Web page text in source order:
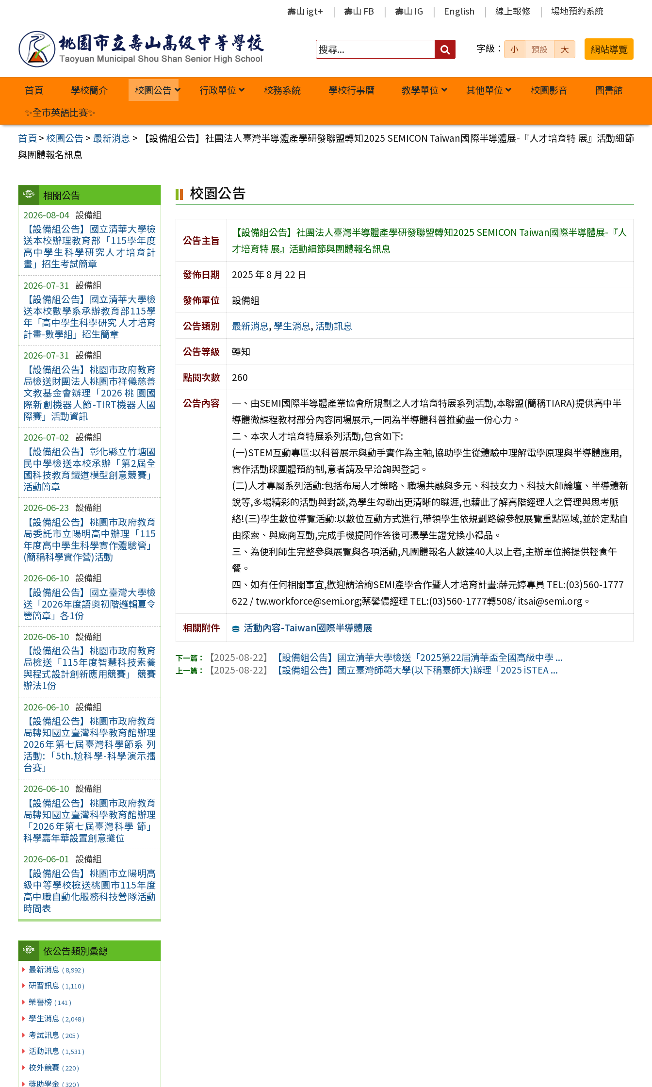
內
壽山 igt+ 壽山 FB 壽山 IG English 線上報修 場地預約系統
搜
字級： 小 預設 大 網站導覽
首頁 學校簡介 校園公告 行政單位 校務系統 學校行事曆 教學單位 其他單位 校園影音
圖書館
✨全市英語比賽✨
首頁 >校園公告 > 最新消息 >
【設備組公告】社團法人臺灣半導體產學研發聯盟轉知2025 SEMICON Taiwan國際半導體展-『人才培育特 展』活動細節
與團體報名訊息
相關公告
2026-08-04 設備組
【設備組公告】國立清華大學檢
送本校辦理教育部「115學年度
高中學生科學研究人才培育計
畫」招生考試簡章
2026-07-31 設備組
【設備組公告】國立清華大學檢
送本校數學系承辦教育部115學
年「高中學生科學研究 人才培育
計畫-數學組」招生簡章
2026-07-31 設備組
【設備組公告】桃園市政府教育
局檢送財團法人桃園市祥儀慈善
文教基金會辦理「2026 桃 園國
際新創機器人節-TIRT機器人國
際賽」活動資訊
2026-07-02 設備組
【設備組公告】彰化縣立竹塘國
民中學檢送本校承辦「第2屆全
國科技教育鐵道模型創意競賽」
活動簡章
2026-06-23 設備組
【設備組公告】桃園市政府教育
局委託市立陽明高中辦理「115
年度高中學生科學實作體驗營」
(簡稱科學實作營)活動
2026-06-10 設備組
【設備組公告】國立臺灣大學檢
送「2026年度語奧初階邏輯夏令
營簡章」各1份
2026-06-10 設備組
【設備組公告】桃園市政府教育
局檢送「115年度智慧科技素養
與程式設計創新應用競賽」 競賽
辦法1份
2026-06-10 設備組
【設備組公告】桃園市政府教育
局轉知國立臺灣科學教育館辦理
2026年第七屆臺灣科學節系 列
活動:「5th.尬科學-科學演示擂
台賽」
2026-06-10 設備組
【設備組公告】桃園市政府教育
局轉知國立臺灣科學教育館辦理
「2026年第七屆臺灣科學 節」
科學嘉年華設置創意攤位
2026-06-01 設備組
【設備組公告】桃園市立陽明高
級中等學校檢送桃園市115年度
高中職自動化服務科技營隊活動
時間表
依公告類別彙總
最新消息 ( 8,992 )
研習訊息 ( 1,110 )
榮譽榜 ( 141 )
學生消息 ( 2,048 )
考試訊息 ( 205 )
活動訊息 ( 1,531 )
校外競賽 ( 220 )
獎助學金 ( 320 )
校園公告
公告主旨
【設備組公告】社團法人臺灣半導體產學研發聯盟轉知2025 SEMICON Taiwan國際半導體展-『人
才培育特 展』活動細節與團體報名訊息
發佈日期
2025 年 8 月 22 日
發佈單位
設備組
公告類別
最新消息, 學生消息, 活動訊息
公告等級
轉知
點閱次數
260
公告內容
一、由SEMI國際半導體產業協會所規劃之人才培育特展系列活動,本聯盟(簡稱TIARA)提供高中半
導體微課程教材部分內容同場展示,一同為半導體科普推動盡一份心力。
二、本次人才培育特展系列活動,包含如下:
(一)STEM互動專區:以科普展示與動手實作為主軸,協助學生從體驗中理解電學原理與半導體應用,
實作活動採團體預約制,意者請及早洽詢與登記。
(二)人才專屬系列活動:包括布局人才策略、職場共融與多元、科技女力、科技大師論壇、半導體新
銳等,多場精彩的活動與對談,為學生勾勒出更清晰的職涯,也藉此了解高階經理人之管理與思考脈
絡!(三)學生數位導覽活動:以數位互動方式進行,帶領學生依規劃路線參觀展覽重點區域,並於定點自
由探索、與廠商互動,完成手機提問作答後可憑學生證兌換小禮品。
三、為便利師生完整參與展覽與各項活動,凡團體報名人數達40人以上者,主辦單位將提供輕食午
餐。
四、如有任何相關事宜,歡迎請洽詢SEMI產學合作暨人才培育計畫:薛元婷專員 TEL:(03)560-1777
622 / tw.workforce@semi.org;蔡馨儂經理 TEL:(03)560-1777轉508/ itsai@semi.org。
相關附件
活動內容-Taiwan國際半導體展
【2025-08-22】
【設備組公告】國立清華大學檢送「2025第22屆清華盃全國高級中學 ...
【2025-08-22】
【設備組公告】國立臺灣師範大學(以下稱臺師大)辦理「2025 iSTEA ...